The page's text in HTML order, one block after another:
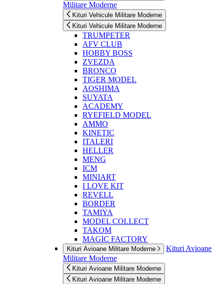
Militare Moderne
Kituri Vehicule Militare Moderne
Kituri Vehicule Militare Moderne
TRUMPETER
AFV CLUB
HOBBY BOSS
ZVEZDA
BRONCO
TIGER MODEL
AOSHIMA
SUYATA
ACADEMY
RYEFIELD MODEL
AMMO
KINETIC
ITALERI
HELLER
MENG
ICM
MINIART
I LOVE KIT
REVELL
BORDER
TAMIYA
MODEL COLLECT
TAKOM
MAGIC FACTORY
Kituri Avioane Militare Moderne
Kituri Avioane
Militare Moderne
Kituri Avioane Militare Moderne
Kituri Avioane Militare Moderne